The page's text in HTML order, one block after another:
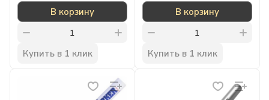
В корзину
Купить в 1 клик
В корзину
Купить в 1 клик